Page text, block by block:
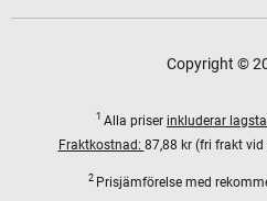
Copyright ©
1 Alla priser inkluderar
Fraktkostnad: 87,88 kr (fri frakt vid
2 Prisjämförelse med